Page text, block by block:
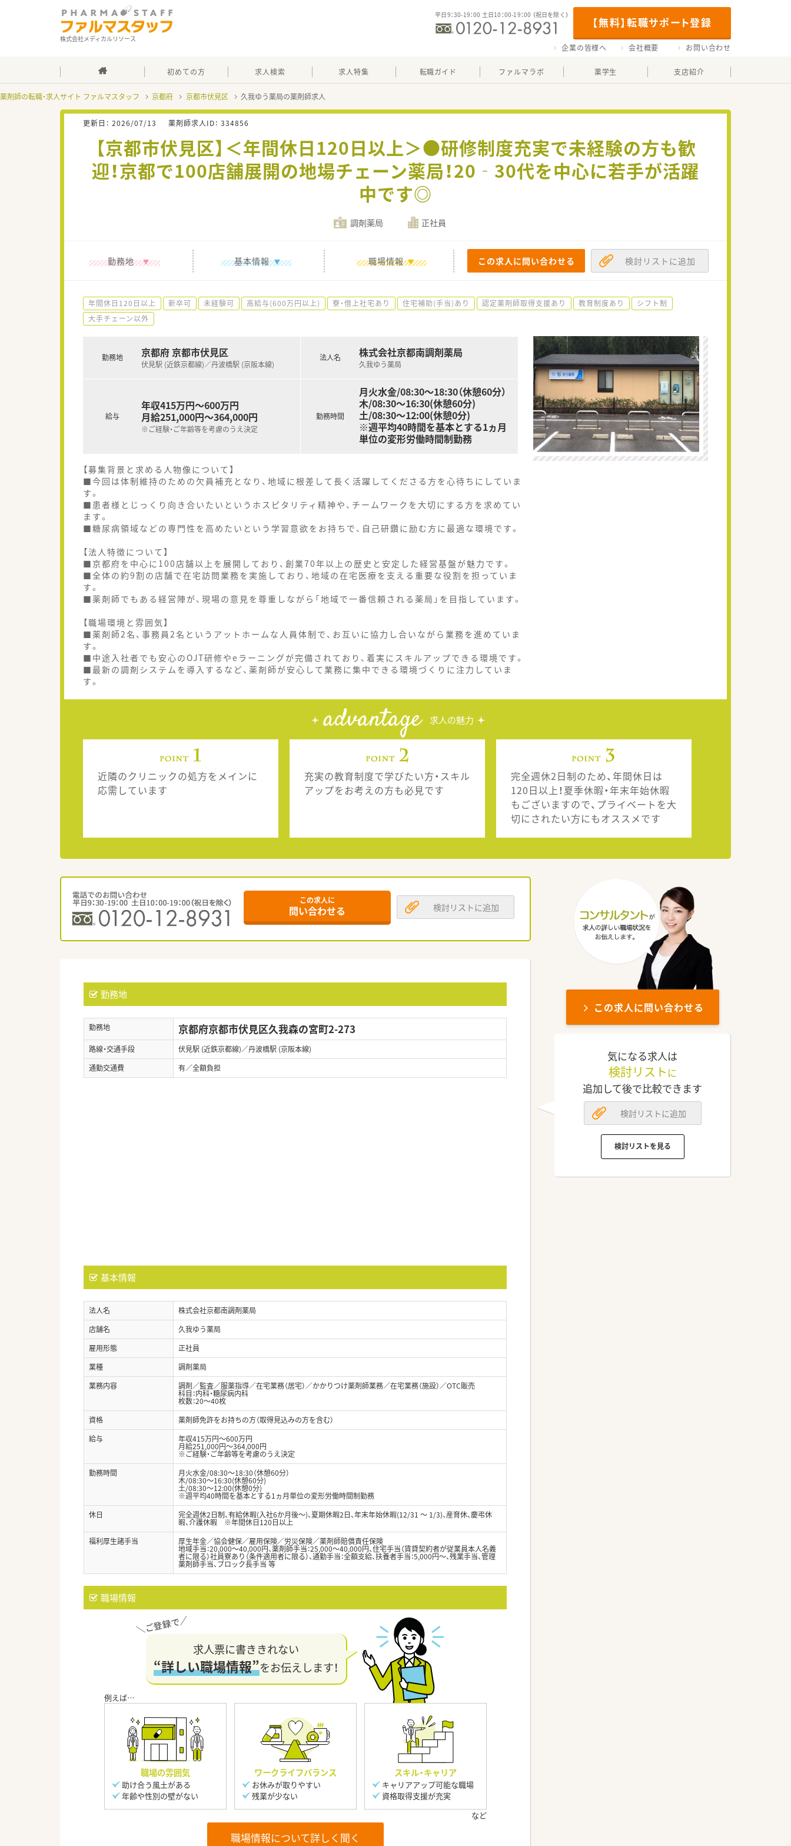
株式会社メディカルリソース
【無料】転職サポート登録
平日9：30-19：00 土日10：00-19：00 （祝日を除く）
企業の皆様へ 会社概要 お問い合わせ
初めての方 求人検索 求人特集 転職ガイド ファルマラボ 薬学生 支店紹介
薬剤師の転職・求人サイト ファルマスタッフ 京都府 京都市伏見区 久我ゆう薬局の薬剤師求人
更新日： 2026/07/13 薬剤師求人ID： 334856
【京都市伏見区】＜年間休日120日以上＞●研修制度充実で未経験の方も歓
迎！京都で100店舗展開の地場チェーン薬局！20‐30代を中心に若手が活躍
中です◎
調剤薬局 正社員
勤務地 基本情報 職場情報 この求人に問い合わせる 検討リストに追加
年間休日120日以上 新卒可 未経験可 高給与(600万円以上) 寮・借上社宅あり 住宅補助(手当)あり 認定薬剤師取得支援あり 教育制度あり
シフト制
大手チェーン以外
勤務地 京都府 京都市伏見区
伏見駅 (近鉄京都線)／丹波橋駅 (京阪本線)
給与
年収415万円～600万円
月給251,000円～364,000円
※ご経験・ご年齢等を考慮のうえ決定
法人名 株式会社京都南調剤薬局
久我ゆう薬局
勤務時間
月火水金/08:30～18:30（休憩60分）
木/08:30～16:30(休憩60分)
土/08:30〜12:00(休憩0分)
※週平均40時間を基本とする1ヵ月
単位の変形労働時間制勤務
【募集背景と求める人物像について】
■今回は体制維持のための欠員補充となり、地域に根差して長く活躍してくださる方を心待ちにしていま
す。
■患者様とじっくり向き合いたいというホスピタリティ精神や、チームワークを大切にする方を求めてい
ます。
■糖尿病領域などの専門性を高めたいという学習意欲をお持ちで、自己研鑽に励む方に最適な環境です。
【法人特徴について】
■京都府を中心に100店舗以上を展開しており、創業70年以上の歴史と安定した経営基盤が魅力です。
■全体の約9割の店舗で在宅訪問業務を実施しており、地域の在宅医療を支える重要な役割を担っていま
す。
■薬剤師でもある経営陣が、現場の意見を尊重しながら「地域で一番信頼される薬局」を目指しています。
【職場環境と雰囲気】
■薬剤師2名、事務員2名というアットホームな人員体制で、お互いに協力し合いながら業務を進めていま
す。
■中途入社者でも安心のOJT研修やeラーニングが完備されており、着実にスキルアップできる環境です。
■最新の調剤システムを導入するなど、薬剤師が安心して業務に集中できる環境づくりに注力していま
す。
advantage 求人の魅力
近隣のクリニックの処方をメインに
応需しています
充実の教育制度で学びたい方・スキル
アップをお考えの方も必見です
完全週休2日制のため、年間休日は
120日以上！夏季休暇・年末年始休暇
もございますので、プライベートを大
切にされたい方にもオススメです
この求人に
問い合わせる 検討リストに追加
勤務地
勤務地 京都府京都市伏見区久我森の宮町2-273
路線・交通手段
伏見駅 (近鉄京都線)／丹波橋駅 (京阪本線)
通勤交通費
有／全額負担
基本情報
法人名
株式会社京都南調剤薬局
店舗名
久我ゆう薬局
雇用形態
正社員
業種
調剤薬局
業務内容
調剤／監査／服薬指導／在宅業務（居宅）／かかりつけ薬剤師業務／在宅業務（施設）／OTC販売
科目：内科・糖尿病内科
枚数：20～40枚
資格
薬剤師免許をお持ちの方（取得見込みの方を含む）
給与
年収415万円～600万円
月給251,000円～364,000円
※ご経験・ご年齢等を考慮のうえ決定
勤務時間
月火水金/08:30～18:30（休憩60分）
木/08:30～16:30(休憩60分)
土/08:30〜12:00(休憩0分)
※週平均40時間を基本とする1ヵ月単位の変形労働時間制勤務
休日
完全週休2日制、有給休暇(入社6か月後～)、夏期休暇2日、年末年始休暇(12/31 ～ 1/3)、産育休、慶弔休
暇、介護休暇 ※年間休日120日以上
福利厚生諸手当
厚生年金／協会健保／雇用保険／労災保険／薬剤師賠償責任保険
地域手当：20,000〜40,000円、薬剤師手当：25,000〜40,000円、住宅手当（賃貸契約者が従業員本人名義
者に限る）社員寮あり（条件適用者に限る）、通勤手当：全額支給、扶養者手当：5,000円〜、残業手当、管理
薬剤師手当、ブロック長手当 等
職場情報
求人票に書ききれない
“詳しい職場情報”をお伝えします！
職場の雰囲気
助け合う風土がある
年齢や性別の壁がない
ワークライフバランス
お休みが取りやすい
残業が少ない
スキル・キャリア
キャリアアップ可能な職場
資格取得支援が充実
職場情報について詳しく聞く
この求人に問い合わせる
気になる求人は
検討リスト に
追加して後で比較できます
検討リストに追加
検討リストを見る